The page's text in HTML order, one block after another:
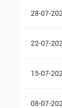
28-07-
22-07-
15-07-
08-07-